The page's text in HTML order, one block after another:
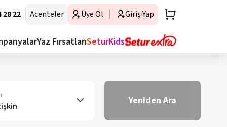
28 22 Acenteler Üye Ol Giriş Yap
Yaz FırsatlarıSeturKids
Yeniden Ara